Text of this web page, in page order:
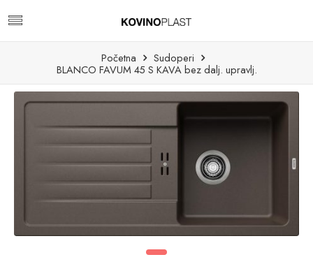
Početna
Sudoperi
BLANCO FAVUM 45 S KAVA bez dalj. upravlj.